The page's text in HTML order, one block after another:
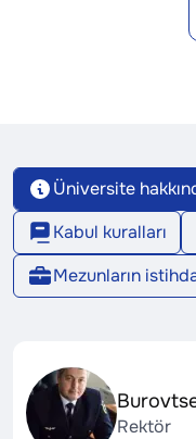
Üniversite
Kabul kuralları
Mezunların
Rektör